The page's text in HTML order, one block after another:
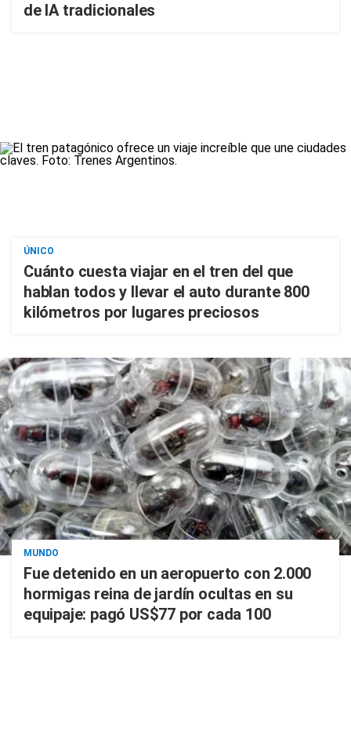
de IA tradicionales
ÚNICO
Cuánto cuesta viajar en el tren del que
hablan todos y llevar el auto durante 800
kilómetros por lugares preciosos
MUNDO
Fue detenido en un aeropuerto con 2.000
hormigas reina de jardín ocultas en su
equipaje: pagó US$77 por cada 100